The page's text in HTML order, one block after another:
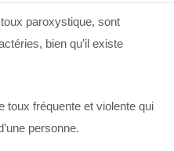
paroxystique, sont
bien qu’il existe
toux fréquente et violente qui
personne.